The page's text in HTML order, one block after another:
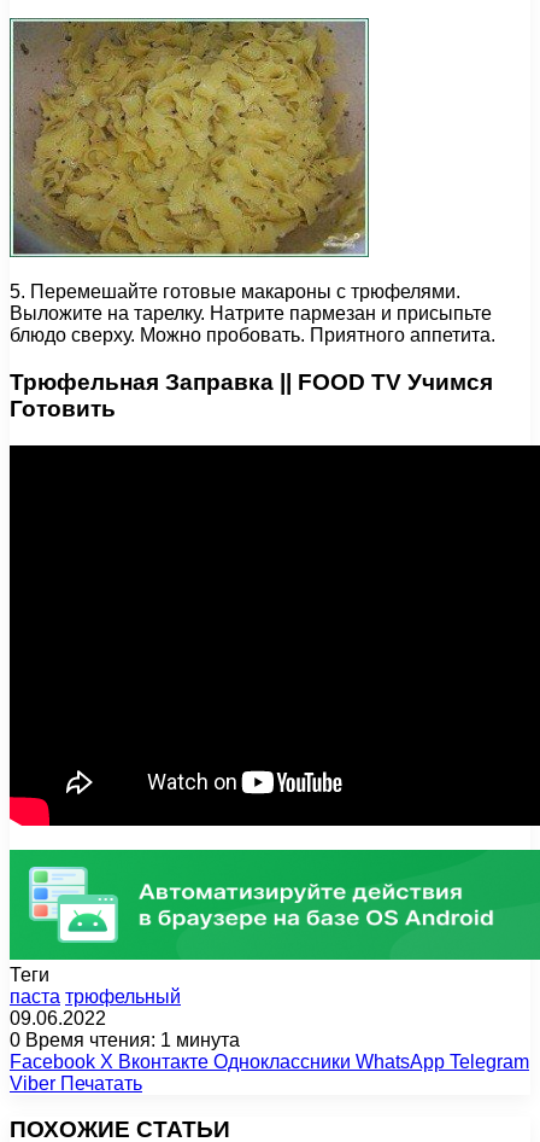
5. Перемешайте готовые макароны с трюфелями.
Выложите на тарелку. Натрите пармезан и присыпьте
блюдо сверху. Можно пробовать. Приятного аппетита.
Трюфельная Заправка || FOOD TV Учимся
Готовить
Теги
паста трюфельный
09.06.2022
0 Время чтения: 1 минута
Facebook X Вконтакте Одноклассники WhatsApp Telegram
Viber Печатать
ПОХОЖИЕ СТАТЬИ